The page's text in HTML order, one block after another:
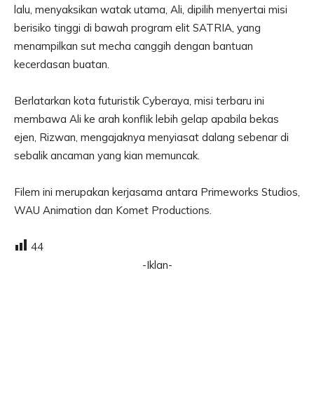
lalu, menyaksikan watak utama, Ali, dipilih menyertai misi
berisiko tinggi di bawah program elit SATRIA, yang
menampilkan sut mecha canggih dengan bantuan
kecerdasan buatan.
Berlatarkan kota futuristik Cyberaya, misi terbaru ini
membawa Ali ke arah konflik lebih gelap apabila bekas
ejen, Rizwan, mengajaknya menyiasat dalang sebenar di
sebalik ancaman yang kian memuncak.
Filem ini merupakan kerjasama antara Primeworks Studios,
WAU Animation dan Komet Productions.
44
-Iklan-